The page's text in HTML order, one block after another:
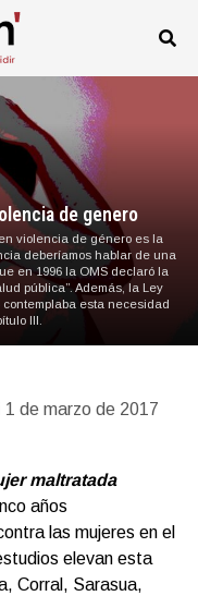
de genero
violencia de género es la
deberíamos hablar de una
en 1996 la OMS declaró la
pública”. Además, la Ley
esta necesidad
III.
1 de marzo de 2017
maltratada
años
las mujeres en el
elevan esta
Corral, Sarasua,